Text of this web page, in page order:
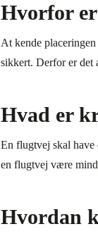
Hvorfor
At kende
sikkert. Derfor er det
Hvad er
En flugtvej skal have
en flugtvej være
Hvordan